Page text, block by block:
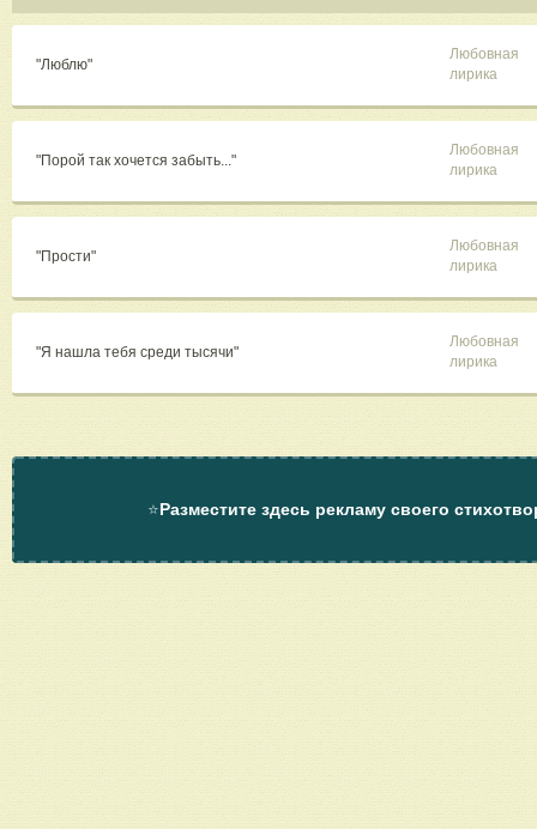
"Люблю"
Любовная
лирика
"Порой так хочется забыть..."
Любовная
лирика
"Прости"
Любовная
лирика
"Я нашла тебя среди тысячи"
Любовная
лирика
⭐Разместите здесь рекламу своего